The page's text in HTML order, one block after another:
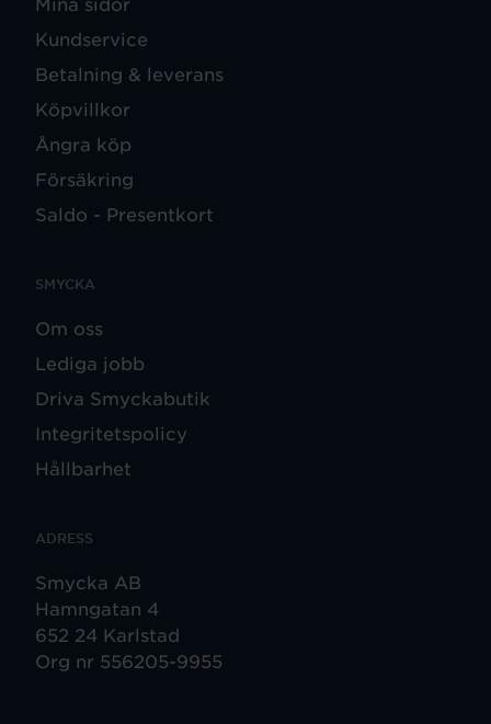
Kundservice
Betalning & leverans
Köpvillkor
Ångra köp
Försäkring
Saldo - Presentkort
SMYCKA
Om oss
Lediga jobb
Driva Smyckabutik
Integritetspolicy
Hållbarhet
ADRESS
Smycka AB
Hamngatan 4
652 24 Karlstad
Org nr 556205-9955